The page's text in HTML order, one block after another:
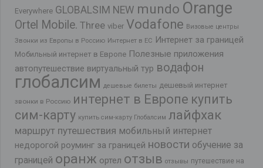
Everywhere GLOBALSIM NEW mundo Orange
Ortel Mobile. Three viber Vodafone Визовые центры
Звонки из Европы в Россию Интернет в ЕС Интернет за границей
Мобильный интернет в Европе Полезные приложения
автопутешествие виртуальный тур водафон
глобалсим дешевые билеты дешевый интернет
звонки в Россию интернет в Европе купить
сим-карту купить сим-карту Глобалсим лайфхак
маршрут путешествия мобильный интернет
недорогой роуминг за границей новости обучение за
границей оранж ортел отзыв отзывы путешествие на